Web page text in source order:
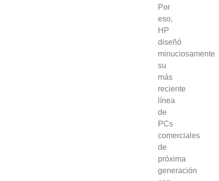
Por
eso,
HP
diseñó
minuciosamente
su
más
reciente
línea
de
PCs
comerciales
de
próxima
generación